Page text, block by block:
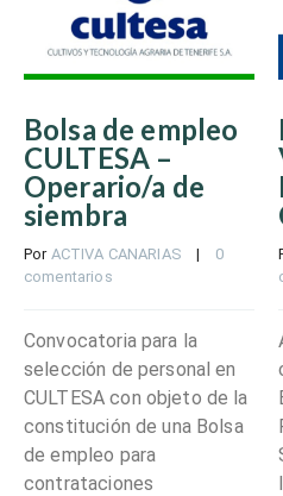
Bolsa de empleo
CULTESA –
Operario/a de
siembra
Por ACTIVA CANARIAS
    |
0
comentarios
Convocatoria para la
selección de personal en
CULTESA con objeto de la
constitución de una Bolsa
de empleo para
contrataciones